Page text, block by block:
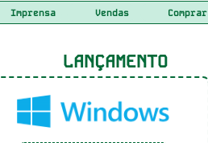
Imprensa Vendas Comprar
LANÇAMENTO